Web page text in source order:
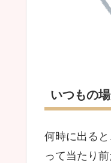
いつもの
何時に出る
って当たり